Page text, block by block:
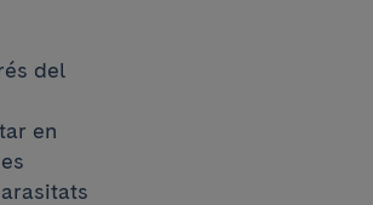
del
en